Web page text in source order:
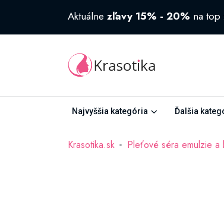
Aktuálne zľavy 15% - 20% na top
Najvyššia kategória Ďalšia
Krasotika.sk Pleťové séra emulzie a